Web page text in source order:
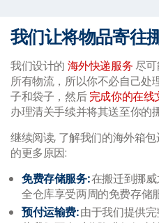
我们让将物品寄往
我们设计的 海外快递服务 尽
所有物流，所以你不必自己处
子和袋子，然后完成你的在线
办理清关手续并将其送至你的
继续阅读, 了解我们的海外箱
的更多原因:
免费存储服务:在搬迁到挪
全仓库享受两周的免费存储
预付运输费:由于我们提供